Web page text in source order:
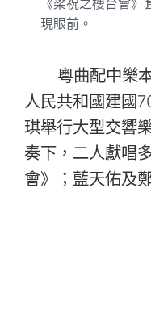
《梁祝之樓台會
現眼前。
粵曲配中樂
人民共和國建國
琪舉行大型交響
奏下，二人獻唱
會》；藍天佑及